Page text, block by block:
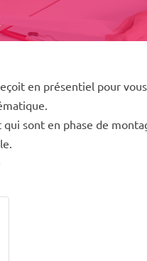
en présentiel pour
sont en phase de